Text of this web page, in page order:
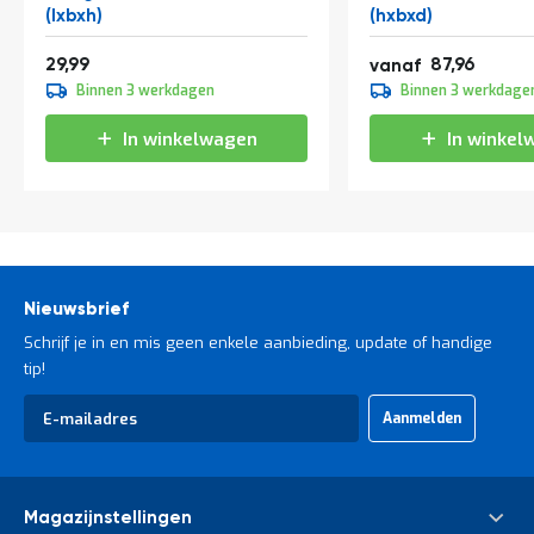
t
Mijn
account
(lxbxh)
29,99
Binnen 3 werkdagen
In winkelwagen
(hxbxd)
vanaf 87,96
106,43
109,95
133,04
Binnen 3
In
Nieuwsbrief
Schrijf je in en mis geen enkele aanbieding, update of handige
tip!
Abonneer
op
Aanmelden
Magazijnstellingen